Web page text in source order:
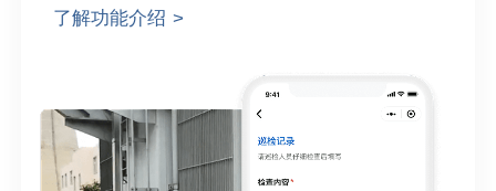
了解功能介绍 >